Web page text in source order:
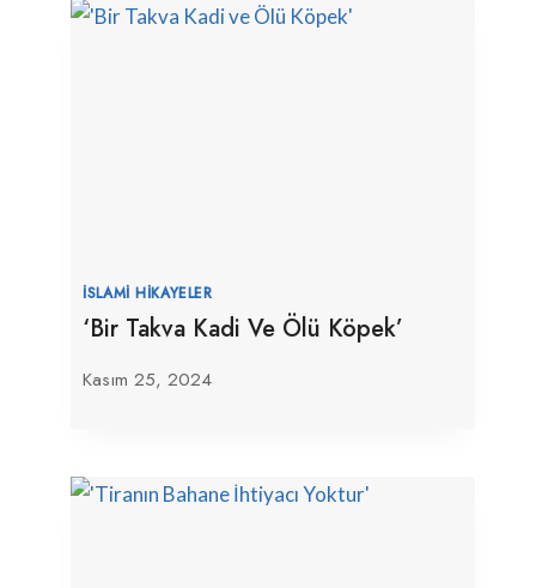
İSLAMI HIKAYELER
‘Bir Takva Kadi Ve Ölü Köpek’
Kasım 25, 2024